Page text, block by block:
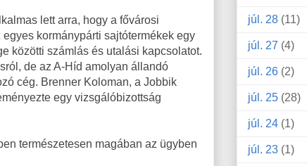
lett arra, hogy a fővárosi
kormánypárti sajtótermékek egy
közötti számlás és utalási kapcsolatot.
de az A-Híd amolyan állandó
cég. Brenner Koloman, a Jobbik
egy vizsgálóbizottság
természetesen magában az ügyben
júl. 28 (11)
júl. 27 (4)
júl. 26 (2)
júl. 25 (28)
júl. 24 (1)
júl. 23 (1)